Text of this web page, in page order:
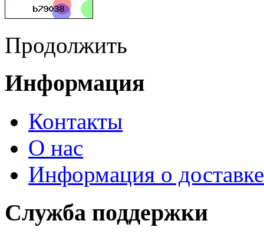
Продолжить
Информация
Контакты
О нас
Информация о доставке
Служба поддержки